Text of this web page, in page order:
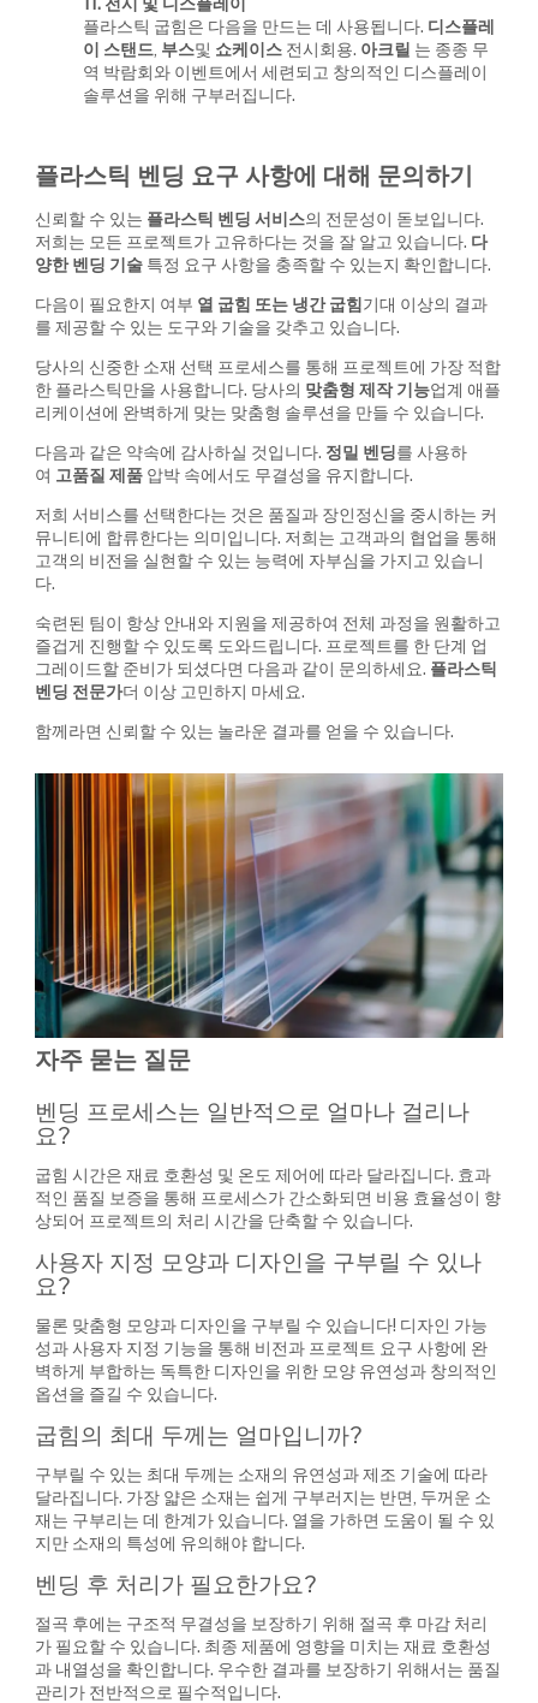
플라스틱 굽힘은 다음을 만드는 데 사용됩니다. 디스플레
이 스탠드 부스및 쇼케이스전시회용. 아크릴 는 종종 무
역 박람회와 이벤트에서 세련되고 창의적인 디스플레이
솔루션을 위해 구부러집니다.
플라스틱 벤딩 요구 사항에 대해 문의하기
신뢰할 수 있는 플라스틱 벤딩 서비스의 전문성이 돋보입니다.
저희는 모든 프로젝트가 고유하다는 것을 잘 알고 있습니다. 다
양한 벤딩 기술특정 요구 사항을 충족할 수 있는지 확인합니다.
다음이 필요한지 여부 열 굽힘 또는 냉간 굽힘기대 이상의 결과
를 제공할 수 있는 도구와 기술을 갖추고 있습니다.
당사의 신중한 소재 선택 프로세스를 통해 프로젝트에 가장 적합
한 플라스틱만을 사용합니다. 당사의 맞춤형 제작 기능업계 애플
리케이션에 완벽하게 맞는 맞춤형 솔루션을 만들 수 있습니다.
다음과 같은 약속에 감사하실 것입니다. 정밀 벤딩를 사용하
여 고품질 제품압박 속에서도 무결성을 유지합니다.
저희 서비스를 선택한다는 것은 품질과 장인정신을 중시하는 커
뮤니티에 합류한다는 의미입니다. 저희는 고객과의 협업을 통해
고객의 비전을 실현할 수 있는 능력에 자부심을 가지고 있습니
다.
숙련된 팀이 항상 안내와 지원을 제공하여 전체 과정을 원활하고
즐겁게 진행할 수 있도록 도와드립니다. 프로젝트를 한 단계 업
그레이드할 준비가 되셨다면 다음과 같이 문의하세요. 플라스틱
벤딩 전문가더 이상 고민하지 마세요.
함께라면 신뢰할 수 있는 놀라운 결과를 얻을 수 있습니다.
자주 묻는 질문
벤딩 프로세스는 일반적으로 얼마나 걸리나
요?
굽힘 시간은 재료 호환성 및 온도 제어에 따라 달라집니다. 효과
적인 품질 보증을 통해 프로세스가 간소화되면 비용 효율성이 향
상되어 프로젝트의 처리 시간을 단축할 수 있습니다.
사용자 지정 모양과 디자인을 구부릴 수 있나
요?
물론 맞춤형 모양과 디자인을 구부릴 수 있습니다! 디자인 가능
성과 사용자 지정 기능을 통해 비전과 프로젝트 요구 사항에 완
벽하게 부합하는 독특한 디자인을 위한 모양 유연성과 창의적인
옵션을 즐길 수 있습니다.
굽힘의 최대 두께는 얼마입니까?
구부릴 수 있는 최대 두께는 소재의 유연성과 제조 기술에 따라
달라집니다. 가장 얇은 소재는 쉽게 구부러지는 반면, 두꺼운 소
재는 구부리는 데 한계가 있습니다. 열을 가하면 도움이 될 수 있
지만 소재의 특성에 유의해야 합니다.
벤딩 후 처리가 필요한가요?
절곡 후에는 구조적 무결성을 보장하기 위해 절곡 후 마감 처리
가 필요할 수 있습니다. 최종 제품에 영향을 미치는 재료 호환성
과 내열성을 확인합니다. 우수한 결과를 보장하기 위해서는 품질
관리가 전반적으로 필수적입니다.